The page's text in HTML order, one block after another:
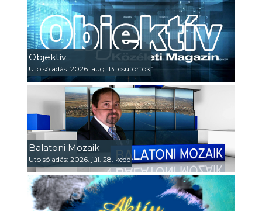
Objektív
Utolsó adás: 2026. aug. 13. csütörtök
Balatoni Mozaik
Utolsó adás: 2026. júl. 28. kedd